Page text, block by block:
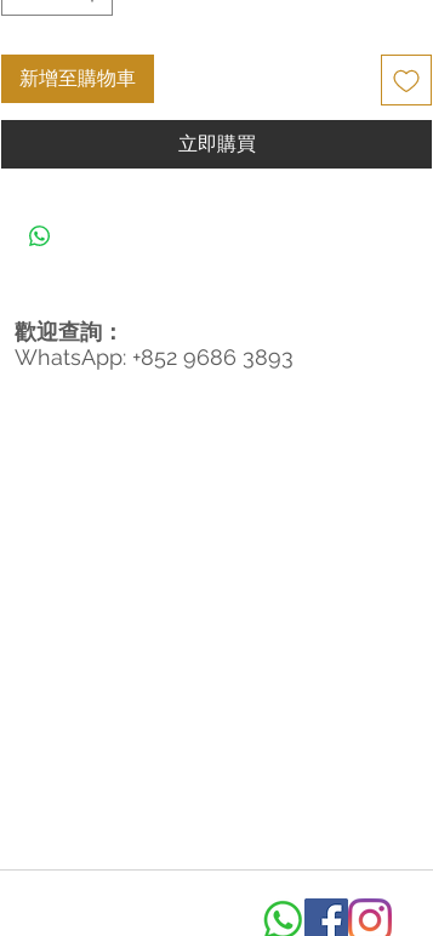
新增至購物車
立即購買
歡迎查詢：
WhatsApp: +852 9686 3893